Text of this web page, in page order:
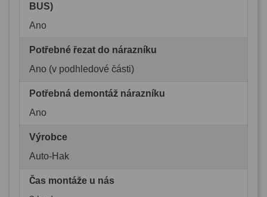
BUS)
Ano
Potřebné řezat do nárazníku
Ano (v podhledové části)
Potřebná demontáž nárazníku
Ano
Výrobce
Auto-Hak
Čas montáže u nás